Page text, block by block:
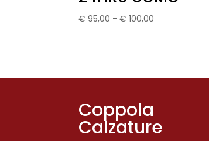
€ 95,00 - € 100,00
Coppola
Calzature